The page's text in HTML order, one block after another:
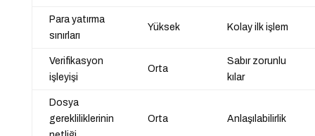
Para yatırma
sınırları
Yüksek Kolay ilk işlem
Verifikasyon
işleyişi
Orta
Sabır zorunlu
kılar
Dosya
gerekliliklerinin
Orta Anlaşılabilirlik